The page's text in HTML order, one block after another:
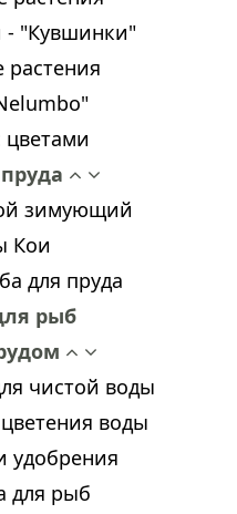
- "Кувшинки"
зимующий
Кои
для пруда
рыб
чистой воды
воды
удобрения
для рыб